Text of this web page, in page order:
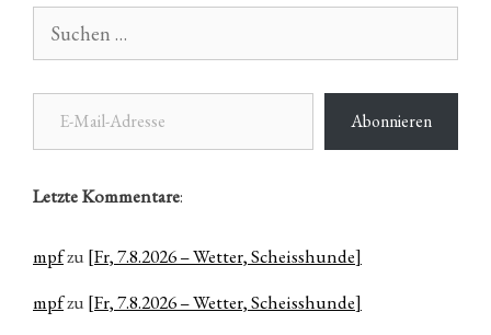
nach:
E-Mail-Adresse
Abonnieren
Letzte Kommentare:
mpfzu [Fr, 7.8.2026 – Wetter, Scheisshunde]
mpfzu [Fr, 7.8.2026 – Wetter, Scheisshunde]